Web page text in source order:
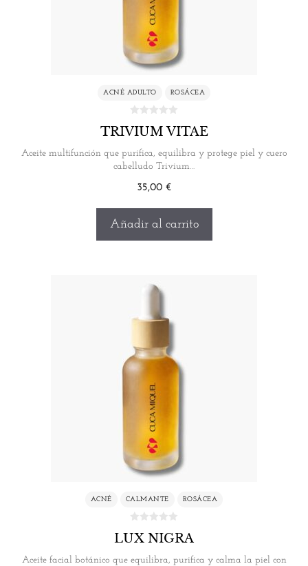
ACNÉ ADULTO ROSÁCEA
TRIVIUM VITAE
Aceite multifunción que purifica, equilibra y protege piel y cuero
cabelludo Trivium…
35,00 €
Añadir al carrito
ACNÉ CALMANTE ROSÁCEA
LUX NIGRA
Aceite facial botánico que equilibra, purifica y calma la piel con